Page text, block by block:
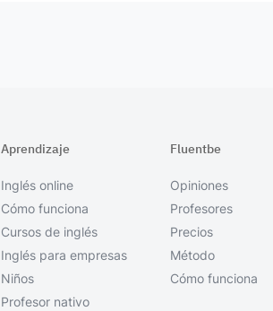
Aprendizaje
Inglés online
Cómo funciona
Cursos de inglés
Inglés para empresas
Niños
Profesor nativo
Fluentbe
Opiniones
Profesores
Precios
Método
Cómo funciona